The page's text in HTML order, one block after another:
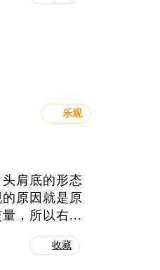
乐观
肩底的形态
原因就是原
，所以右...
收藏